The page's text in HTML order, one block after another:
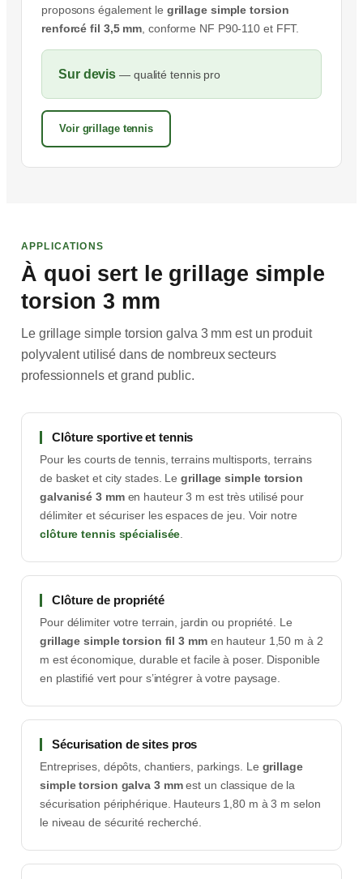
proposons également le grillage simple torsion
renforcé fil 3,5 mm , conforme NF P90-110 et FFT.
Sur devis — qualité tennis pro
Voir grillage tennis
APPLICATIONS
À quoi sert le grillage simple
torsion 3 mm
Le grillage simple torsion galva 3 mm est un produit
polyvalent utilisé dans de nombreux secteurs
professionnels et grand public.
Clôture sportive et tennis
Pour les courts de tennis, terrains multisports, terrains
de basket et city stades. Legrillage simple torsion
galvanisé 3 mmen hauteur 3 m est très utilisé pour
délimiter et sécuriser les espaces de jeu. Voir notre
clôture tennis spécialisée
Clôture de propriété
Pour délimiter votre terrain, jardin ou propriété. Le
grillage simple torsion fil 3 mmen hauteur 1,50 m à 2
m est économique, durable et facile à poser. Disponible
en plastifié vert pour s’intégrer à votre paysage.
Sécurisation de sites pros
Entreprises, dépôts, chantiers, parkings. Le grillage
simple torsion galva 3 mmest un classique de la
sécurisation périphérique. Hauteurs 1,80 m à 3 m selon
le niveau de sécurité recherché.